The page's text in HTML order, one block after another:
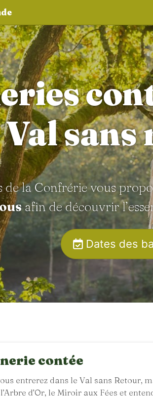
Val
de la Confrérie vous
afin de découvrir
Dates des
contée
entrerez dans le Val sans Retour,
d’Or, le Miroir aux Fées et